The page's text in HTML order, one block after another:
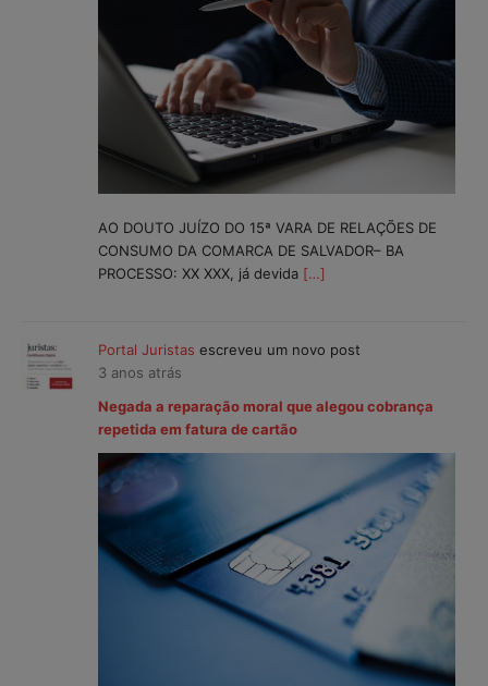
AO DOUTO JUÍZO DO 15ª VARA DE RELAÇÕES DE
CONSUMO DA COMARCA DE SALVADOR– BA
PROCESSO: XX XXX, já devida […]
Portal Juristas escreveu um novo post
3 anos atrás
Negada a reparação moral que alegou cobrança
repetida em fatura de cartão